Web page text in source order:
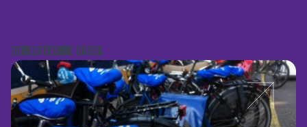
GERELATEERDE CASES